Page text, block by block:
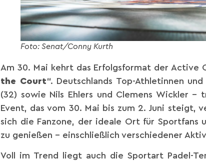
Foto: Senat/Conny Kurth
Am 30. Mai kehrt das Erfolgsformat der Active
the Court“. Deutschlands Top-Athletinnen
(32) sowie Nils Ehlers und Clemens Wickler
Event, das vom 30. Mai bis zum 2. Juni steigt,
sich die Fanzone, der ideale Ort für Sportfans
zu genießen – einschließlich verschiedener
Voll im Trend liegt auch die Sportart Padel-